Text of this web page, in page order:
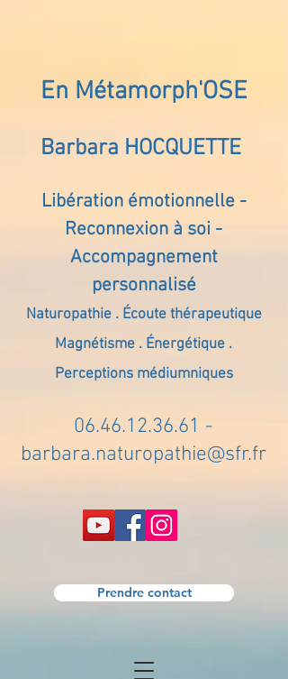
En Métamorph'OSE
Barbara HOCQUETTE
Libération émotionnelle -
Reconnexion à soi -
Accompagnement
personnalisé
Naturopathie . Écoute thérapeutique
Magnétisme . Énergétique .
Perceptions médiumniques
06.46.12.36.61 -
barbara.naturopathie@sfr.fr
Prendre contact